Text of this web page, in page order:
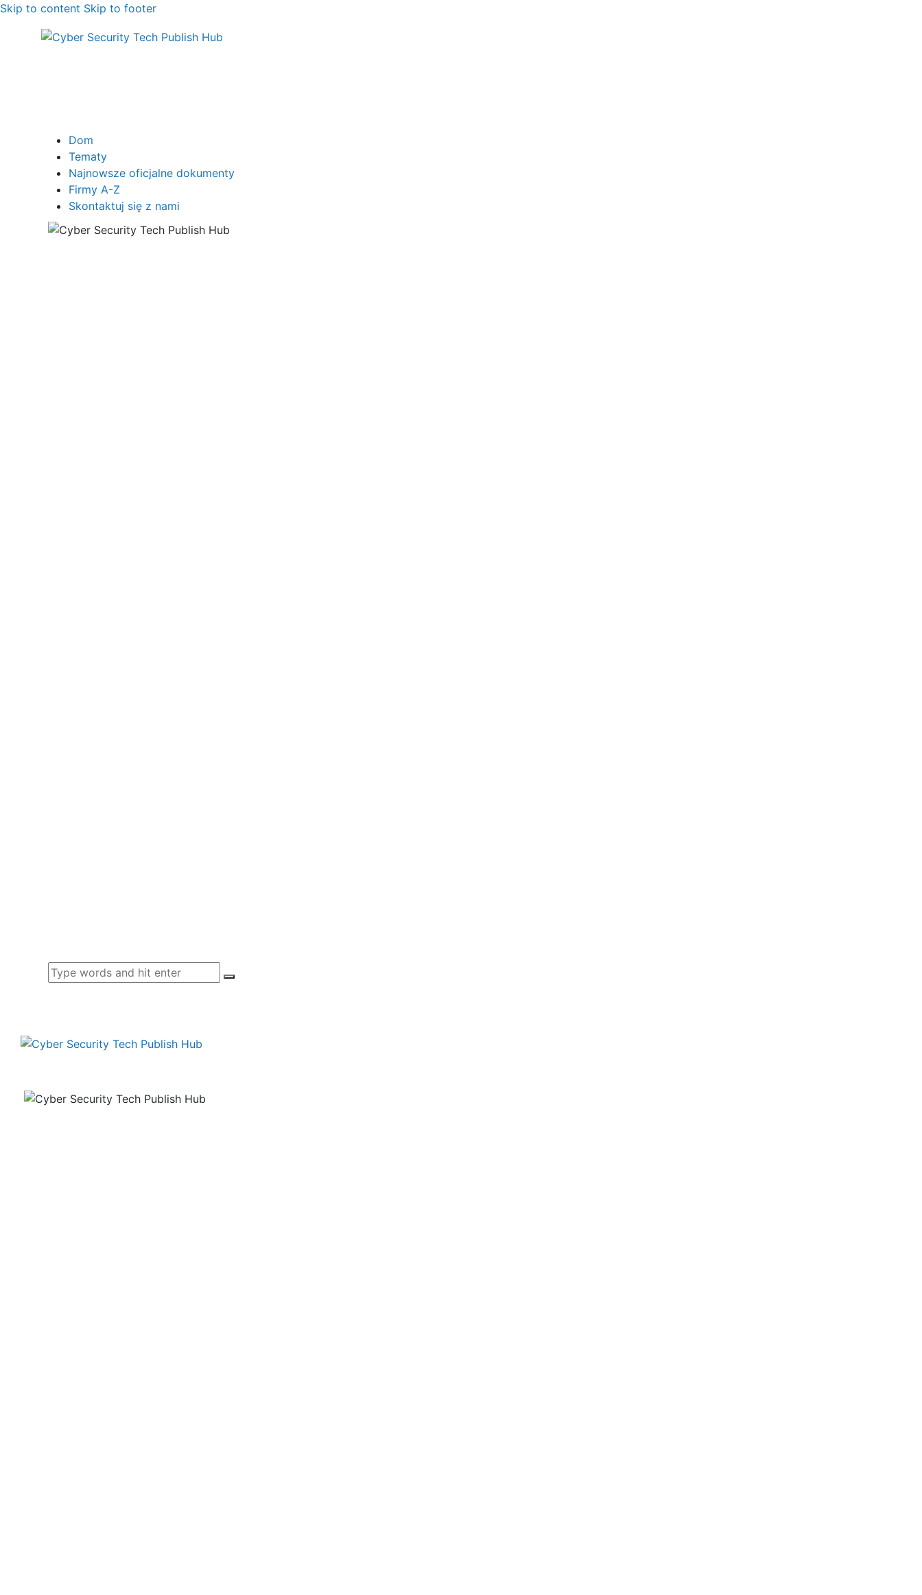
Skip to content Skip to footer
Dom
Tematy
Najnowsze oficjalne dokumenty
Firmy A-Z
Skontaktuj się z nami